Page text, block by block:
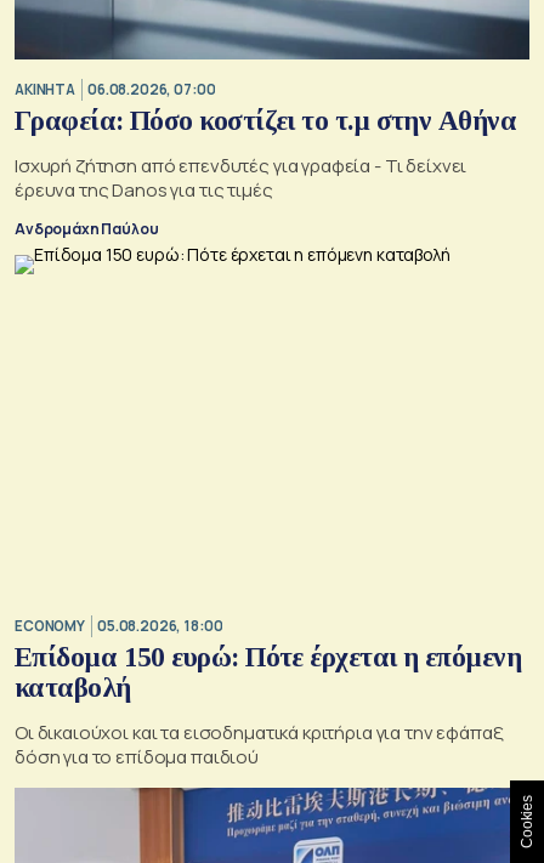
ΑΚΙΝΗΤΑ 06.08.2026, 07:00
Γραφεία: Πόσο κοστίζει το τ.μ στην Αθήνα
Ισχυρή ζήτηση από επενδυτές για γραφεία - Τι δείχνει
έρευνα της Danos για τις τιμές
Ανδρομάχη Παύλου
ECONOMY 05.08.2026, 18:00
Επίδομα 150 ευρώ: Πότε έρχεται η επόμενη
καταβολή
Οι δικαιούχοι και τα εισοδηματικά κριτήρια για την εφάπαξ
δόση για το επίδομα παιδιού
Cookies